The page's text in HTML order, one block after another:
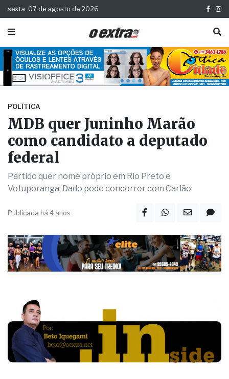
sexta, 07 de agosto de 2026
POLÍTICA
MDB quer Juninho Marão
como candidato a deputado
federal
Partido quer nome próprio em Rio Preto e
Votuporanga; Dado pode concorrer com Carlão
Publicada há 4 anos